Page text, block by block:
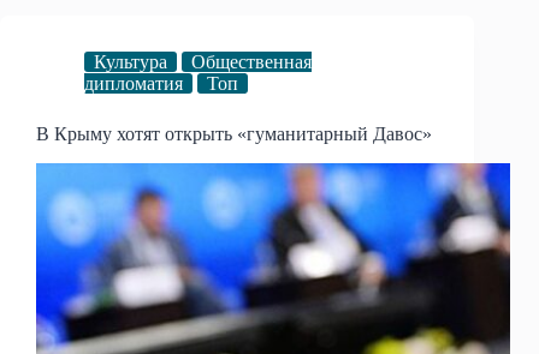
Культура
Общественная
дипломатия
Топ
В Крыму хотят открыть «гуманитарный Давос»